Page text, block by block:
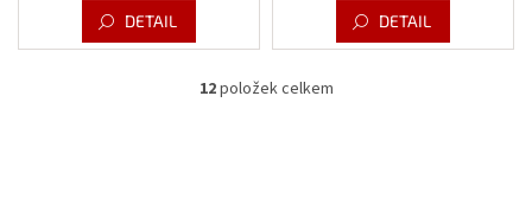
DETAIL DETAIL
O
12položek celkem